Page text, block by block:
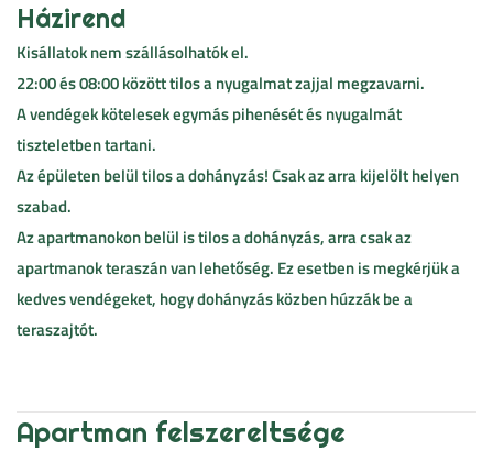
Házirend
Kisállatok nem szállásolhatók el.
22:00 és 08:00 között tilos a nyugalmat zajjal megzavarni.
A vendégek kötelesek egymás pihenését és nyugalmát
tiszteletben tartani.
Az épületen belül tilos a dohányzás! Csak az arra kijelölt helyen
szabad.
Az apartmanokon belül is tilos a dohányzás, arra csak az
apartmanok teraszán van lehetőség. Ez esetben is megkérjük a
kedves vendégeket, hogy dohányzás közben húzzák be a
teraszajtót.
Apartman felszereltsége